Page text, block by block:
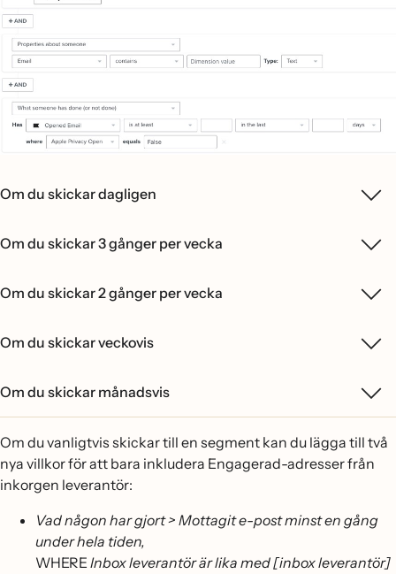
Om du skickar dagligen
Om du skickar 3 gånger per vecka
Om du skickar 2 gånger per vecka
Om du skickar veckovis
Om du skickar månadsvis
Om du vanligtvis skickar till en segment kan du lägga till två
nya villkor för att bara inkludera Engagerad-adresser från
inkorgen leverantör:
Vad någon har gjort > Mottagit e-post minst en gång
under hela tiden,
WHERE Inbox leverantör är lika med [inbox leverantör]